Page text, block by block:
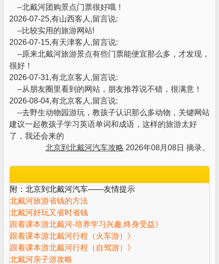
--北戴河团购景点门票很好哦！
2026-07-25,有山西客人,留言说:
--比较实用的旅游网站!
2026-07-15,有天津客人,留言说:
--原来北戴河旅游景点有些门票能便宜那么多，才发现，
很好！
2026-07-31,有北京客人,留言说:
--从朋友圈里看到的网站，朋友推荐说不错，很满意！
2026-08-04,有北京客人,留言说:
--去野生动物园游玩，教孩子认识那么多动物，关键网站
建议一起教孩子学习英语单词和成语，这样的旅游太好
了，我还会来的
北京到北戴河汽车攻略 2026年08月08日 摘录。
相关阅读
附：北京到北戴河汽车——友情提示
北戴河旅游省钱的方法
北戴河好玩又省时省钱
跟着课本游北戴河-培养学习兴趣.终身受益》
跟着课本游北戴河行程（火车游）》
跟着课本游北戴河行程（自驾游）》
北戴河亲子游攻略